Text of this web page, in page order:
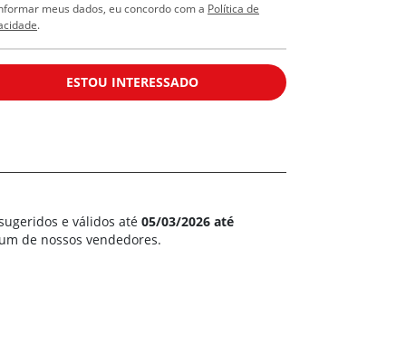
meus dados, eu concordo com a Política de
.
ESTOU INTERESSADO
e válidos até 05/03/2026 até
de nossos vendedores.